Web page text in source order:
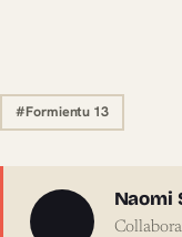
#Formientu 13
SobreNaomi